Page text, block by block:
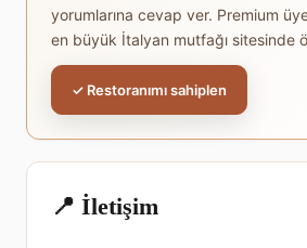
yorumlarına cevap ver. Premium
en büyük İtalyan mutfağı sitesinde
✓ Restoranımı sahiplen
📍 İletişim